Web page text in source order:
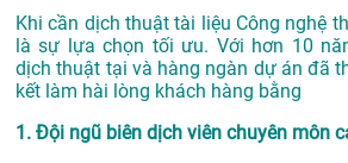
Khi cần dịch thuật tài liệu Công nghệ
là sự lựa chọn tối ưu. Với hơn 10
dịch thuật tại và hàng ngàn dự án đã
kết làm hài lòng khách hàng bằng
1. Đội ngũ biên dịch viên chuyên môn